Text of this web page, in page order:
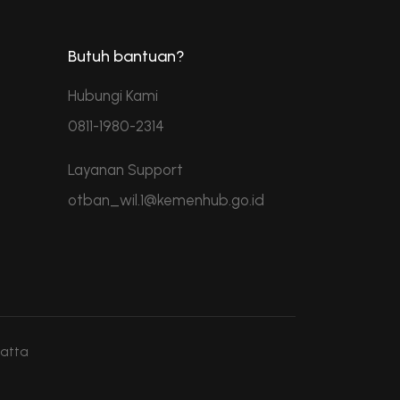
Butuh bantuan?
Hubungi Kami
0811-1980-2314
Layanan Support
otban_wil.1@kemenhub.go.id